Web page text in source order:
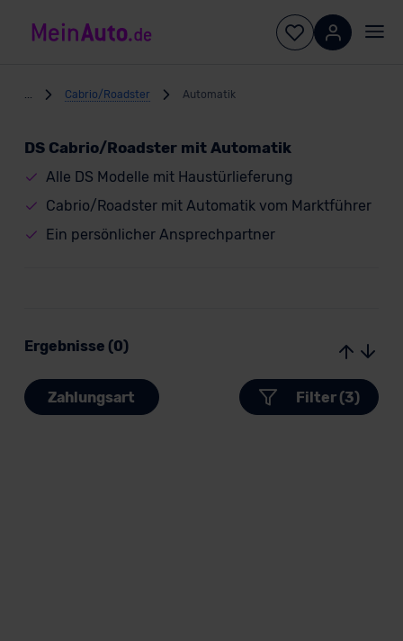
Cabrio/Roadster Automatik
DS Cabrio/Roadster mit Automatik
Alle DS Modelle mit Haustürlieferung
Cabrio/Roadster mit Automatik vom Marktführer
Ein persönlicher Ansprechpartner
Ergebnisse (0)
Zahlungsart Filter (3)